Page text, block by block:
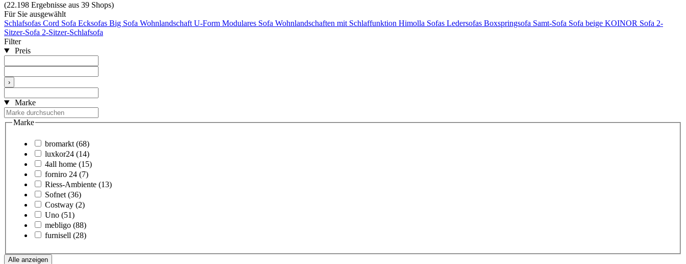
(22.198 Ergebnisse aus 39 Shops)
Für Sie ausgewählt
Schlafsofas Cord Sofa Ecksofas Big Sofa Wohnlandschaft U-Form Modulares Sofa Wohnlandschaften mit Schlaffunktion Himolla Sofas Ledersofas Boxspringsofa Samt-Sofa Sofa beige KOINOR Sofa 2-
Sitzer-Sofa 2-Sitzer-Schlafsofa
Filter
Preis
›
Marke
Marke
bromarkt (68)
luxkor24 (14)
4all home (15)
forniro 24 (7)
Riess-Ambiente (13)
Sofnet (36)
Costway (2)
Uno (51)
mebligo (88)
furnisell (28)
Alle anzeigen